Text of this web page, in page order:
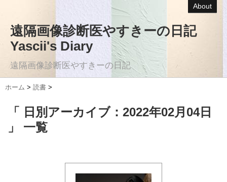
About
遠隔画像診断医やすきーの日記
Yascii's Diary
遠隔画像診断医やすきーの日記
ホーム > 読書 >
「 日別アーカイブ：2022年02月04日
」 一覧